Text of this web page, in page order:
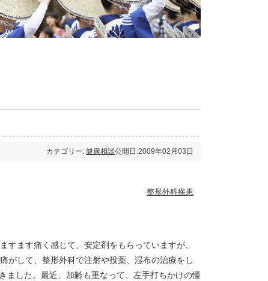
カテゴリー: 健康相談公開日:2009年02月03日
整形外科疾患
ます痛く感じて、安定剤をもらっていますが、
がして、整形外科で注射や投薬、湿布の治療をし
ました。最近、加齢も重なって、左手打ちかけの慢